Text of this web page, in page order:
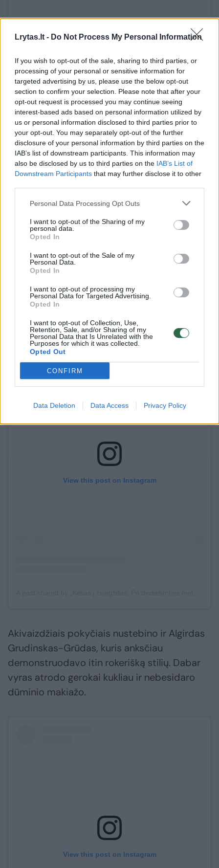
Lrytas.lt - Do Not Process My Personal Information
If you wish to opt-out of the sale, sharing to third parties, or
processing of your personal or sensitive information for
targeted advertising by us, please use the below opt-out
section to confirm your selection. Please note that after your
opt-out request is processed you may continue seeing
interest-based ads based on personal information utilized by
us or personal information disclosed to third parties prior to
your opt-out. You may separately opt-out of the further
disclosure of your personal information by third parties on the
IAB’s list of downstream participants. This information may
also be disclosed by us to third parties on the IAB’s List of
Downstream Participants that may further disclose it to other
Personal Data Processing Opt Outs
I want to opt-out of the Sharing of my
personal data.
Opted In
I want to opt-out of the Sale of my
Personal Data.
Opted In
I want to opt-out of processing my
Personal Data for Targeted Advertising.
Opted In
I want to opt-out of Collection, Use,
Retention, Sale, and/or Sharing of my
Personal Data that Is Unrelated with the
Purposes for which it was collected.
Opted Out
CONFIRM
Data Deletion Data Access Privacy Policy
View this post on Instagram
A post shared by „Kelias į žvaigždes. Po dvidešimties metų“ (@kelias_i_zvaigzdes_turas)
puikai žinomo dueto pasikeitimais. Tai –
Radžis Aleksandrovičius ir Agnė Petravičienė.
„Mūsų ypatingas Agnės ir Radži duetas po
dvidešimties metų! Tie patys karšti,
charizmatiški ir scenoje spindintys!“, – apie
duetą atsiliepė organizatoriai.
View this post on Instagram
Akivaizdžiais pokyčiais nustebino ir Algirdas
Grudinskas-Grūdas, kuris anksčiau
demonstruodavo itin rokerišką stilių. Dabar
vyras atrodo gerokai kukliau ir nebesidaro
dūminio makiažo.
View this post on Instagram